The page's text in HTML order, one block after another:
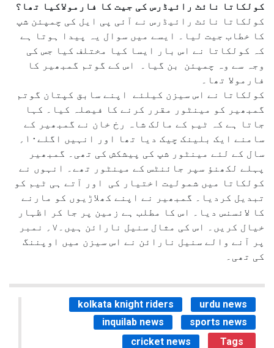
کولکاتا نائٹ رائیڈرس کی جیت کا فارمولاکیا تھا؟
کولکاتا نائٹ رائیڈرس نے آئی پی ایل کی چمپئن شپ
کا خطاب جیت لیا۔ ایسے میں سوال یہ پیدا ہوتا ہے
کہ کولکاتا نے اس بار ایسا کیا مختلف کیا جس کی
وجہ سے وہ چمپئن بن گیا۔ اس کے گوتم گمبھیر کا
فارمولا تھا۔
کولکاتا نے اس سیزن کیلئے اپنے سابق کپتان گوتم
گمبھیر کو مینٹور مقرر کرنے کا فیصلہ کیا۔ کہا
جاتا ہے کہ ٹیم کے مالک شاہ رخ خان نے گمبھیر کے
سال کے لئے مینٹور شپ کی پیشکش کی تھی۔ گمبھیر
پہلے لکھنؤ سپر جائنٹس کے مینٹور تھے۔ انہوں نے
کولکاتا میں شمولیت اختیار کی اور آتے ہی ٹیم کو
تبدیل کردیا۔ گمبھیر نے اپنے کھلاڑیوں کو مارنے
کا لائسنس دیا۔ اس کا مطلب ہے زمین پر جا کر اظہار
خیال کریں۔ اس کی مثال سنیل نارائن ہیں۔۷؍ نمبر
پر آنے والے سنیل نارائن نے اس سیزن میں اوپننگ
کی تھی۔
kolkata knight riders
urdu news
inquilab news
sports news
cricket news
Tags